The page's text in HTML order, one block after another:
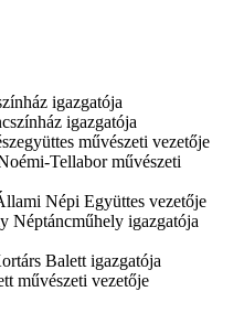
igazgatója
igazgatója
művészeti vezetője
Tellabor művészeti
Népi Együttes vezetője
Néptáncműhely igazgatója
Balett igazgatója
művészeti vezetője